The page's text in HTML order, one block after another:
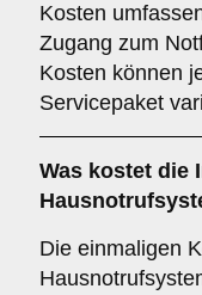
Kosten
Zugang zum
Kosten können
Servicepaket
Was kostet die
Die einmaligen